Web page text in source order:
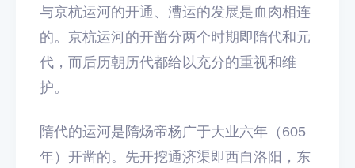
与京杭运河的开通、漕运的发展是血肉相连
的。京杭运河的开凿分两个时期即隋代和元
代，而后历朝历代都给以充分的重视和维
护。
隋代的运河是隋炀帝杨广于大业六年（605
年）开凿的。先开挖通济渠即西自洛阳，东